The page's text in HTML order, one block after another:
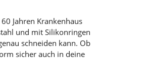
Jahren Krankenhaus
und mit Silikonringen
schneiden kann. Ob
sicher auch in deine